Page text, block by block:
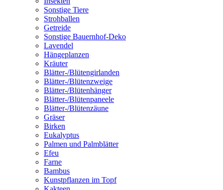
Sonstige Tiere
Strohballen
Getreide
Sonstige Bauernhof-Deko
Lavendel
Hängeplanzen
Kräuter
Blätter-/Blütengirlanden
Blätter-/Blütenzweige
Blätter-/Blütenhänger
Blätter-/Blütenpaneele
Blätter-/Blütenzäune
Gräser
Birken
Eukalyptus
Palmen und Palmblätter
Efeu
Farne
Bambus
Kunstpflanzen im Topf